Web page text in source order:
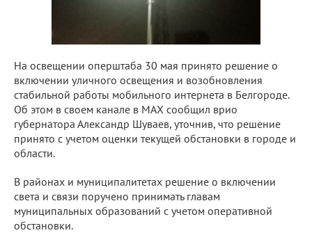
На освещении оперштаба 30 мая принято решение о
включении уличного освещения и возобновления
стабильной работы мобильного интернета в Белгороде.
Об этом в своем канале в МАХ сообщил врио
губернатора Александр Шуваев, уточнив, что решение
принято с учетом оценки текущей обстановки в городе и
области.
В районах и муниципалитетах решение о включении
света и связи поручено принимать главам
муниципальных образований с учетом оперативной
обстановки.